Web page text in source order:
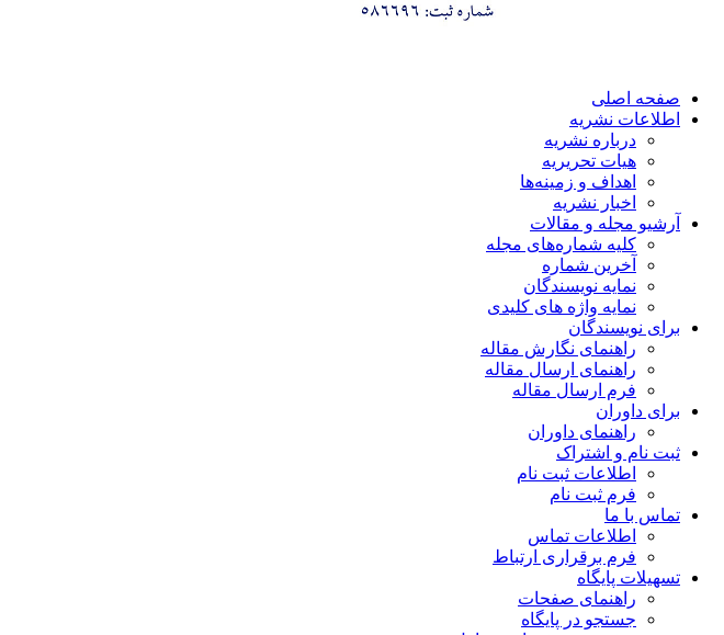
صفحه اصلی
اطلاعات نشریه
درباره نشریه
هیات تحریریه
اهداف و زمینه‌ها
اخبار نشریه
آرشیو مجله و مقالات
کلیه شماره‌های مجله
آخرین شماره
نمایه نویسندگان
نمایه واژه های کلیدی
برای نویسندگان
راهنمای نگارش مقاله
راهنمای ارسال مقاله
فرم ارسال مقاله
برای داوران
راهنمای داوران
ثبت نام و اشتراک
اطلاعات ثبت نام
فرم ثبت نام
تماس با ما
اطلاعات تماس
فرم برقراری ارتباط
تسهیلات پایگاه
راهنمای صفحات
جستجو در پایگاه